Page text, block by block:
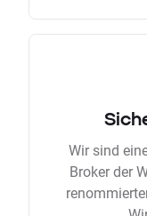
Wir sind
Broker der